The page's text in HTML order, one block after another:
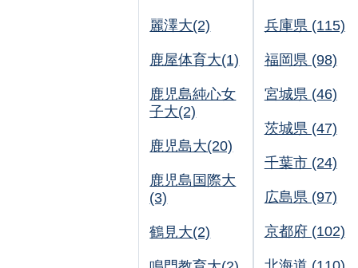
麗澤大(2)
鹿屋体育大(1)
鹿児島純心女
子大(2)
鹿児島大(20)
鹿児島国際大
(3)
鶴見大(2)
兵庫県 (115)
福岡県 (98)
宮城県 (46)
茨城県 (47)
千葉市 (24)
広島県 (97)
京都府 (102)